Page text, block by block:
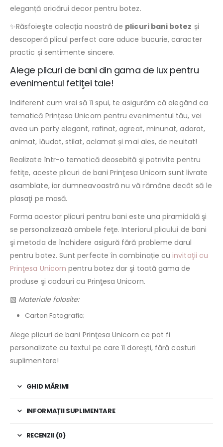
eleganță oricărui decor pentru botez.
✨Răsfoieşte colecția noastră de plicuri bani botez și
descoperă plicul perfect care aduce bucurie, caracter
practic și sentimente sincere.
Alege plicuri de bani din gama de lux pentru
evenimentul fetiţei tale!
Indiferent cum vrei să îi spui, te asigurăm că alegând ca
tematică Prinţesa Unicorn pentru evenimentul tău, vei
avea un party elegant, rafinat, agreat, minunat, adorat,
animat, lăudat, stilat, aclamat și mai ales, de neuitat!
Realizate într-o tematică deosebită şi potrivite pentru
fetiţe, aceste plicuri de bani Prinţesa Unicorn sunt livrate
asamblate, iar dumneavoastră nu vă rămâne decât să le
plasaţi pe masă.
Forma acestor plicuri pentru bani este una piramidală şi
se personalizează ambele feţe. Interiorul plicului de bani
şi metoda de închidere asigură fără probleme darul
pentru botez. Sunt perfecte în combinație cuinvitaţii cu
Prinţesa Unicorn pentru botez dar şi toată gama de
produse şi cadouri cu Prinţesa Unicorn.
▧ Materiale folosite:
Carton Fotografic;
Alege plicuri de bani Prinţesa Unicorn ce pot fi
personalizate cu textul pe care îl doreşti, fără costuri
suplimentare!
GHID MĂRIMI
INFORMAȚII SUPLIMENTARE
RECENZII (0)